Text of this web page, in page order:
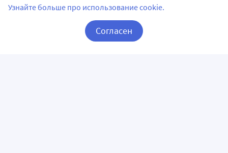
раздражение, сыпь в месте нанесения. Как правило, они
выражены умеренно и проходят в течение первой
недели после начала лечения.
Инфекции: часто - герпетическая инфекция (простой
Узнайте больше про использование cookie.
Согласен